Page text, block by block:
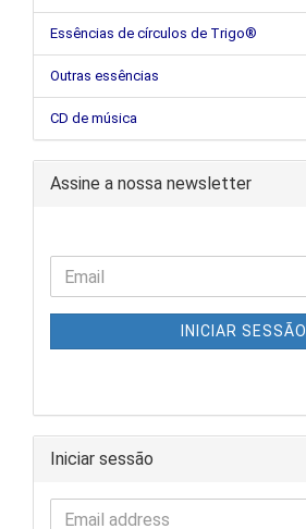
Essências de círculos de Trigo®
Outras essências
CD de música
Assine a nossa newsletter
INICIAR SESSÃO
Iniciar sessão